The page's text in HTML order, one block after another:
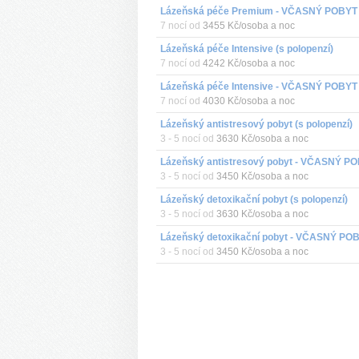
7 nocí od 3455 Kč/osoba a noc
Lázeňská péče Intensive (s polopenzí)
7 nocí od 4242 Kč/osoba a noc
7 nocí od 4030 Kč/osoba a noc
Lázeňský antistresový pobyt (s polopenzí)
3 - 5 nocí od 3630 Kč/osoba a noc
3 - 5 nocí od 3450 Kč/osoba a noc
Lázeňský detoxikační pobyt (s polopenzí)
3 - 5 nocí od 3630 Kč/osoba a noc
3 - 5 nocí od 3450 Kč/osoba a noc